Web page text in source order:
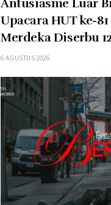
Antusiasme Luar
Upacara HUT ke-
Merdeka Diserbu
6 AGUSTUS 2026